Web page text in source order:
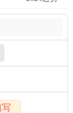
患，水不可过，独
论云：丙寅火，含
彩发应，主魁甲之
大溪水，有既济之